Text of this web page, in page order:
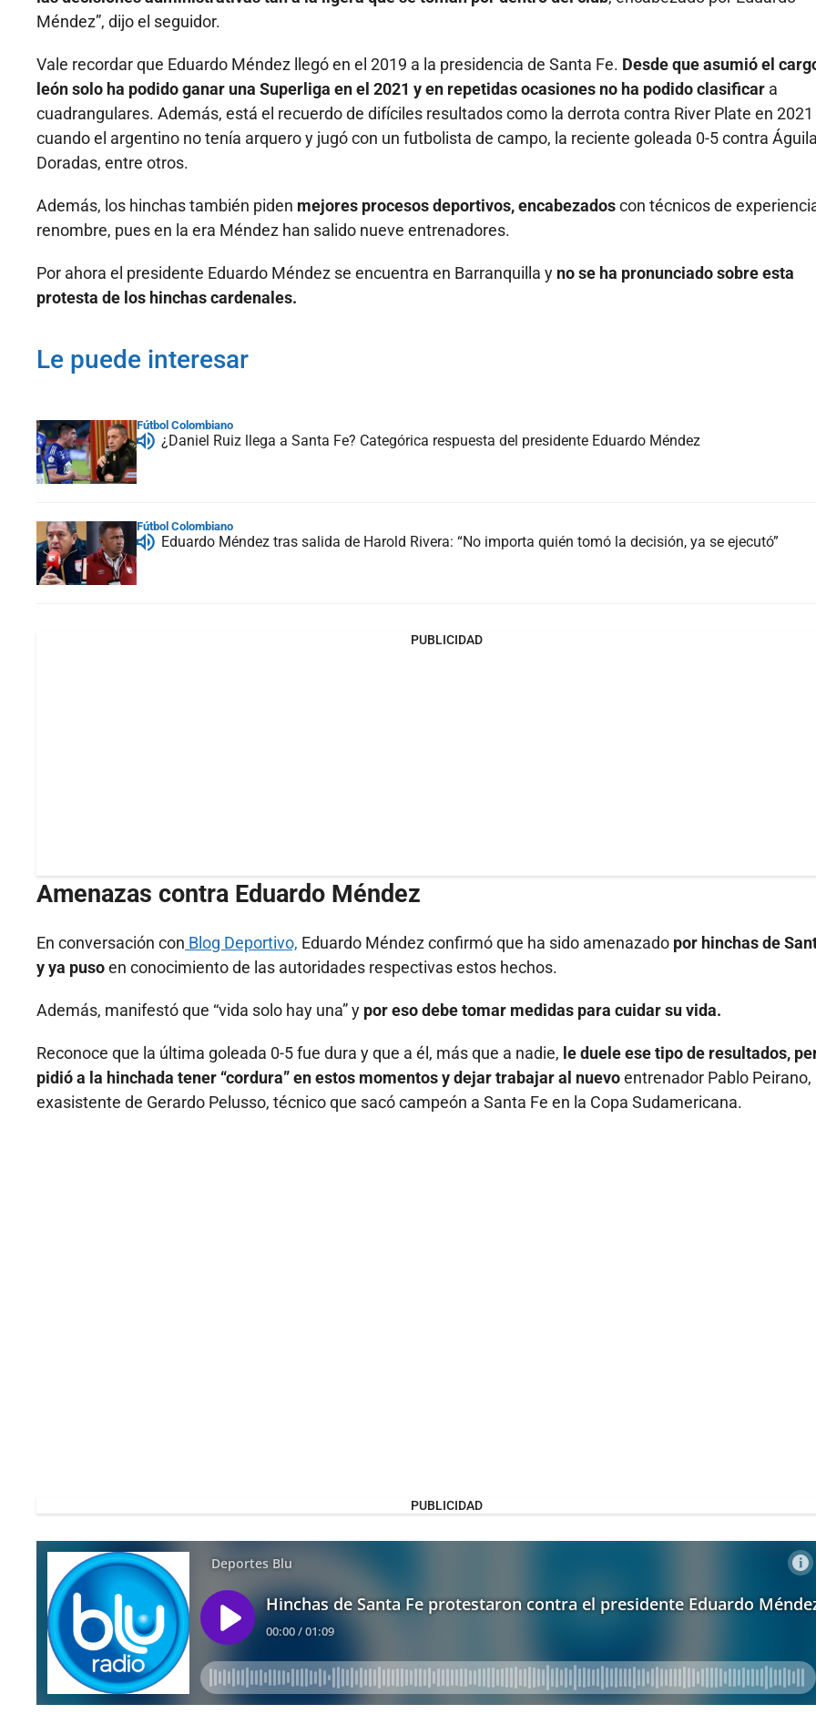
Méndez”, dijo el seguidor.
Vale recordar que Eduardo Méndez llegó en el 2019 a la presidencia de Santa Fe. Desde que asumió el
león solo ha podido ganar una Superliga en el 2021 y en repetidas ocasiones no ha podido clasificar a
cuadrangulares. Además, está el recuerdo de difíciles resultados como la derrota contra River Plate en 2021
cuando el argentino no tenía arquero y jugó con un futbolista de campo, la reciente goleada 0-5 contra
Doradas, entre otros.
Además, los hinchas también piden mejores procesos deportivos, encabezadoscon técnicos de
renombre, pues en la era Méndez han salido nueve entrenadores.
Por ahora el presidente Eduardo Méndez se encuentra en Barranquilla y no se ha pronunciado sobre esta
protesta de los hinchas cardenales.
Le puede interesar
Fútbol Colombiano
¿Daniel Ruiz llega a Santa Fe? Categórica respuesta del presidente Eduardo Méndez
Fútbol Colombiano
Eduardo Méndez tras salida de Harold Rivera: “No importa quién tomó la decisión, ya se ejecutó”
PUBLICIDAD
Amenazas contra Eduardo Méndez
En conversación con Blog Deportivo, Eduardo Méndez confirmó que ha sido amenazado por hinchas de
y ya pusoen conocimiento de las autoridades respectivas estos hechos.
Además, manifestó que “vida solo hay una” y por eso debe tomar medidas para cuidar su vida.
Reconoce que la última goleada 0-5 fue dura y que a él, más que a nadie, le duele ese tipo de resultados,
pidió a la hinchada tener “cordura” en estos momentos y dejar trabajar al nuevoentrenador Pablo Peirano,
exasistente de Gerardo Pelusso, técnico que sacó campeón a Santa Fe en la Copa Sudamericana.
PUBLICIDAD